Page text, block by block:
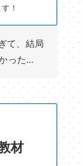
！
て、結局
った…
材